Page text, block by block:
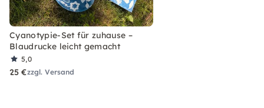
Cyanotypie-Set für zuhause –
Blaudrucke leicht gemacht
5,0
25 €zzgl. Versand